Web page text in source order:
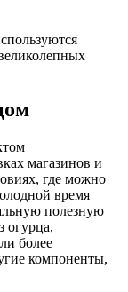
магазинов и
где можно
время
полезную
огурца,
более
компоненты,